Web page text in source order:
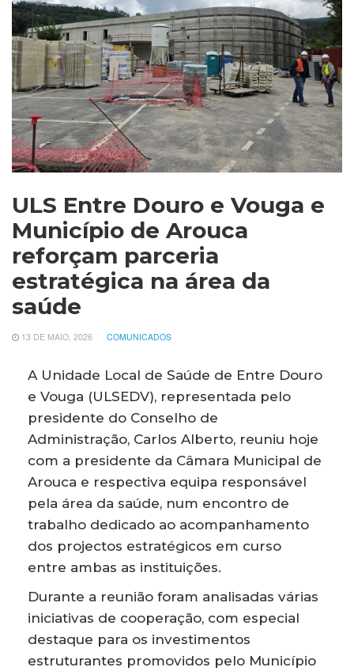
ULS Entre Douro e Vouga e
Município de Arouca
reforçam parceria
estratégica na área da
saúde
13 DE MAIO, 2026 COMUNICADOS
A Unidade Local de Saúde de Entre Douro
e Vouga (ULSEDV), representada pelo
presidente do Conselho de
Administração, Carlos Alberto, reuniu hoje
com a presidente da Câmara Municipal de
Arouca e respectiva equipa responsável
pela área da saúde, num encontro de
trabalho dedicado ao acompanhamento
dos projectos estratégicos em curso
entre ambas as instituições.
Durante a reunião foram analisadas várias
iniciativas de cooperação, com especial
destaque para os investimentos
estruturantes promovidos pelo Município